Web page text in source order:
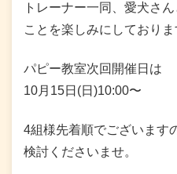
トレーナー一同、愛犬さ
ことを楽しみにしておりま
パピー教室次回開催日は
10月15日(日)10:00〜
4組様先着順でございます
検討くださいませ。